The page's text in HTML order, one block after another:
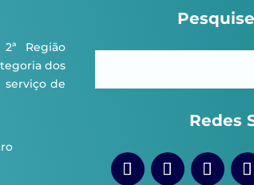
Região
dos
serviço de
Redes